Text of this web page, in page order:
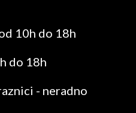
10h do 18h
do 18h
- neradno